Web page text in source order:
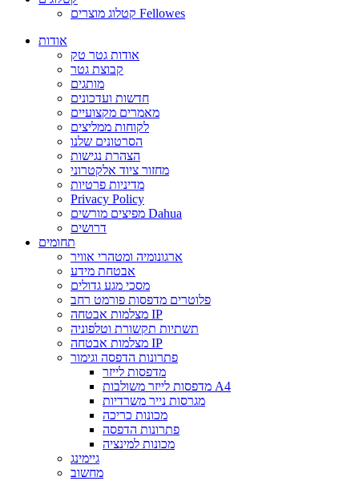
קטלוג מוצרים Fellowes
אודות
אודות גטר טק
קבוצת גטר
מותגים
חדשות ועדכונים
מאמרים מקצועיים
לקוחות ממליצים
הסרטונים שלנו
הצהרת נגישות
מחזור ציוד אלקטרוני
מדיניות פרטיות
Privacy Policy
מפיצים מורשים Dahua
דרושים
תחומים
ארגונומיה ומטהרי אוויר
אבטחת מידע
מסכי מגע גדולים
פלוטרים מדפסות פורמט רחב
מצלמות אבטחה IP
תשתיות תקשורת וטלפוניה
מצלמות אבטחה IP
פתרונות הדפסה וגימור
מדפסות לייזר
מדפסות לייזר משולבות A4
מגרסות נייר משרדיות
מכונות כריכה
פתרונות הדפסה
מכונות למינציה
גיימינג
מחשוב